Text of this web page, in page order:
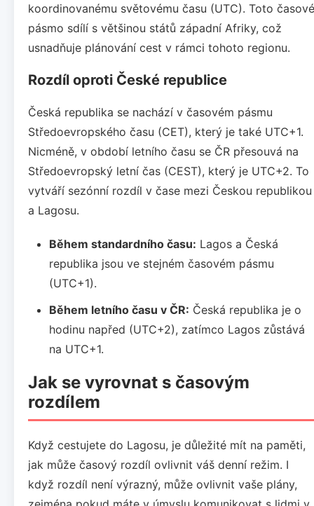
koordinovanému světovému času (UTC). Toto časové
pásmo sdílí s většinou států západní Afriky, což
usnadňuje plánování cest v rámci tohoto regionu.
Rozdíl oproti České republice
Česká republika se nachází v časovém pásmu
Středoevropského času (CET), který je také UTC+1.
Nicméně, v období letního času se ČR přesouvá na
Středoevropský letní čas (CEST), který je UTC+2. To
vytváří sezónní rozdíl v čase mezi Českou republikou
a Lagosu.
Během standardního času: Lagos a Česká
republika jsou ve stejném časovém pásmu
(UTC+1).
Během letního času v ČR: Česká republika je o
hodinu napřed (UTC+2), zatímco Lagos zůstává
na UTC+1.
Jak se vyrovnat s časovým
rozdílem
Když cestujete do Lagosu, je důležité mít na paměti,
jak může časový rozdíl ovlivnit váš denní režim. I
když rozdíl není výrazný, může ovlivnit vaše plány,